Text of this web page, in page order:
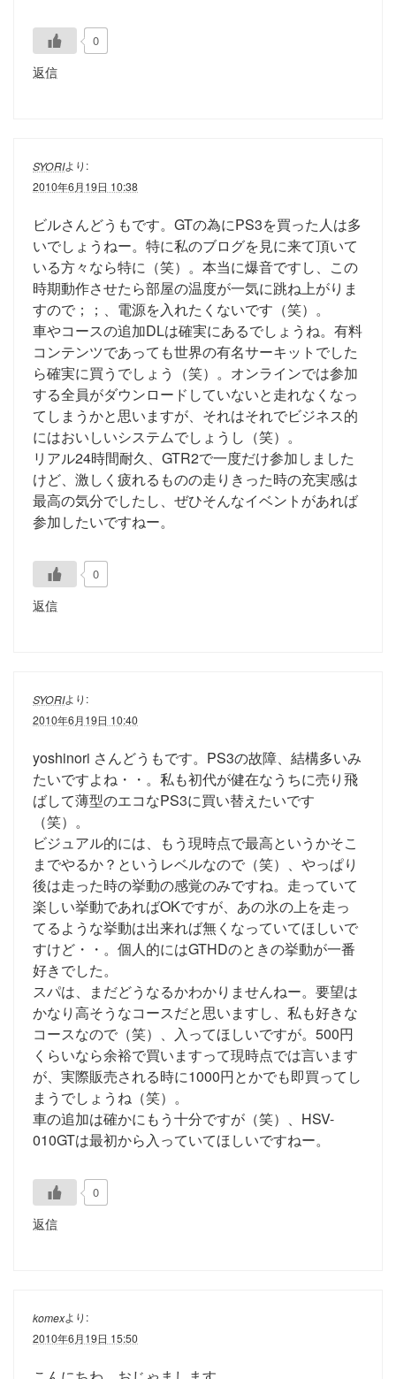
0
返信
SYORIより:
2010年6月19日 10:38
ビルさんどうもです。GTの為にPS3を買った人は多
いでしょうねー。特に私のブログを見に来て頂いて
いる方々なら特に（笑）。本当に爆音ですし、この
時期動作させたら部屋の温度が一気に跳ね上がりま
すので；；、電源を入れたくないです（笑）。
車やコースの追加DLは確実にあるでしょうね。有料
コンテンツであっても世界の有名サーキットでした
ら確実に買うでしょう（笑）。オンラインでは参加
する全員がダウンロードしていないと走れなくなっ
てしまうかと思いますが、それはそれでビジネス的
にはおいしいシステムでしょうし（笑）。
リアル24時間耐久、GTR2で一度だけ参加しました
けど、激しく疲れるものの走りきった時の充実感は
最高の気分でしたし、ぜひそんなイベントがあれば
参加したいですねー。
0
返信
SYORIより:
2010年6月19日 10:40
yoshinori さんどうもです。PS3の故障、結構多いみ
たいですよね・・。私も初代が健在なうちに売り飛
ばして薄型のエコなPS3に買い替えたいです
（笑）。
ビジュアル的には、もう現時点で最高というかそこ
までやるか？というレベルなので（笑）、やっぱり
後は走った時の挙動の感覚のみですね。走っていて
楽しい挙動であればOKですが、あの氷の上を走っ
てるような挙動は出来れば無くなっていてほしいで
すけど・・。個人的にはGTHDのときの挙動が一番
好きでした。
スパは、まだどうなるかわかりませんねー。要望は
かなり高そうなコースだと思いますし、私も好きな
コースなので（笑）、入ってほしいですが。500円
くらいなら余裕で買いますって現時点では言います
が、実際販売される時に1000円とかでも即買ってし
まうでしょうね（笑）。
車の追加は確かにもう十分ですが（笑）、HSV-
010GTは最初から入っていてほしいですねー。
0
返信
komexより:
2010年6月19日 15:50